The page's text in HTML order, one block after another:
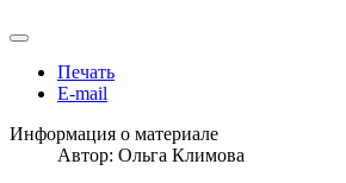
Печать
E-mail
Информация о материале
Автор: Ольга Климова